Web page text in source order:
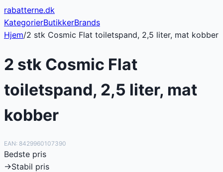
rabatterne.dk
KategorierButikkerBrands
Hjem/2 stk Cosmic Flat toiletspand, 2,5 liter, mat kobber
2 stk Cosmic Flat
toiletspand, 2,5 liter, mat
kobber
EAN: 8429960107390
Bedste pris
→Stabil pris